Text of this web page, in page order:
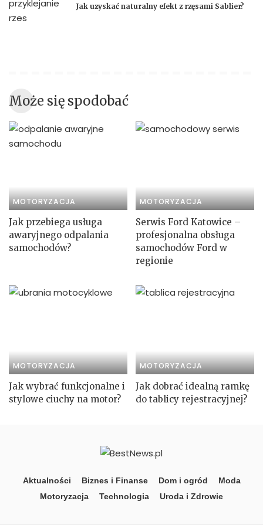
Jak uzyskać naturalny efekt z rzęsami Sablier?
Może się spodobać
MOTORYZACJA
Jak przebiega usługa
awaryjnego odpalania
samochodów?
MOTORYZACJA
Serwis Ford Katowice –
profesjonalna obsługa
samochodów Ford w
regionie
MOTORYZACJA
Jak wybrać funkcjonalne i
stylowe ciuchy na motor?
MOTORYZACJA
Jak dobrać idealną ramkę
do tablicy rejestracyjnej?
Aktualności Biznes i Finanse Dom i ogród
Moda
Motoryzacja
Technologia Uroda i Zdrowie